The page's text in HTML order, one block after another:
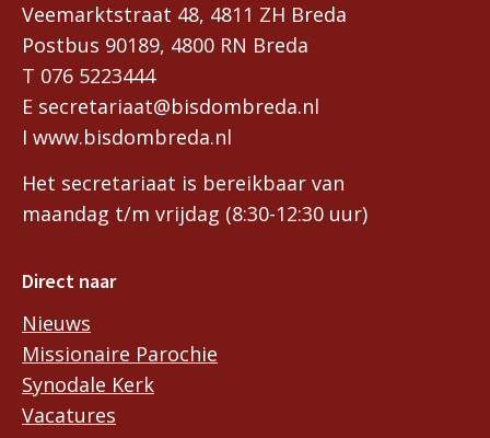
Veemarktstraat 48, 4811 ZH Breda
Postbus 90189, 4800 RN Breda
T 076 5223444
E secretariaat@bisdombreda.nl
I www.bisdombreda.nl
Het secretariaat is bereikbaar van
maandag t/m vrijdag (8:30-12:30 uur)
Direct naar
Nieuws
Missionaire Parochie
Synodale Kerk
Vacatures